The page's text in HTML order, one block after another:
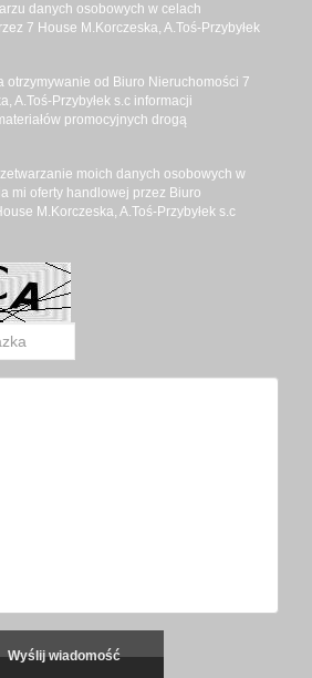
danych osobowych w celach
7 House M.Korczeska, A.Toś-Przybyłek
otrzymywanie od Biuro Nieruchomości 7
A.Toś-Przybyłek s.c informacji
promocyjnych drogą
moich danych osobowych w
mi oferty handlowej przez Biuro
M.Korczeska, A.Toś-Przybyłek s.c